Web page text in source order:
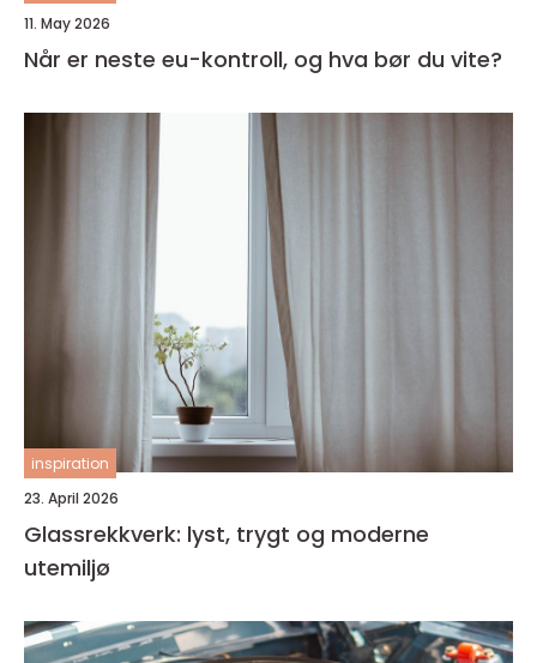
11. May 2026
Når er neste eu-kontroll, og hva bør du vite?
inspiration
23. April 2026
Glassrekkverk: lyst, trygt og moderne
utemiljø